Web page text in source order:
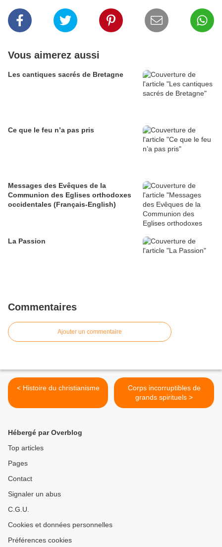
Vous aimerez aussi
Les cantiques sacrés de Bretagne
Ce que le feu n’a pas pris
Messages des Evêques de la
Communion des Eglises orthodoxes
occidentales (Français-English)
La Passion
Commentaires
Ajouter un commentaire
< Histoire du christianisme
Corps incorruptibles de
grands spirituels >
Hébergé par Overblog
Top articles
Pages
Contact
Signaler un abus
C.G.U.
Cookies et données personnelles
Préférences cookies